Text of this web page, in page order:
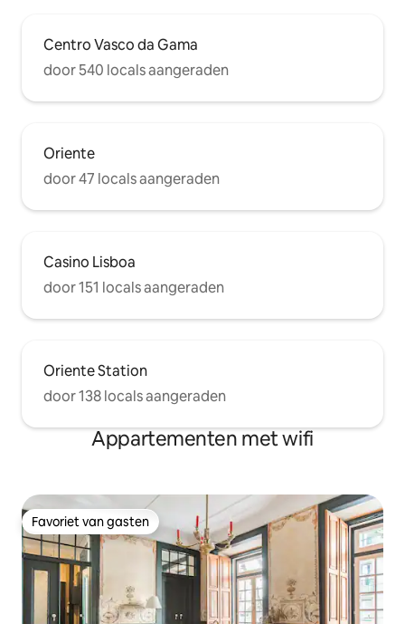
Centro Vasco da Gama
door 540 locals aangeraden
Oriente
door 47 locals aangeraden
Casino Lisboa
door 151 locals aangeraden
Oriente Station
door 138 locals aangeraden
Appartementen met wifi
Favoriet van gasten
Favoriet van gasten